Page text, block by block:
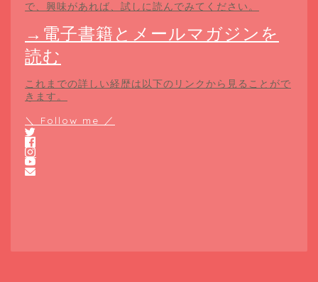
で、興味があれば、試しに読んでみてください。
→電子書籍とメールマガジンを
読む
これまでの詳しい経歴は以下のリンクから見ることがで
きます。
＼ Follow me ／